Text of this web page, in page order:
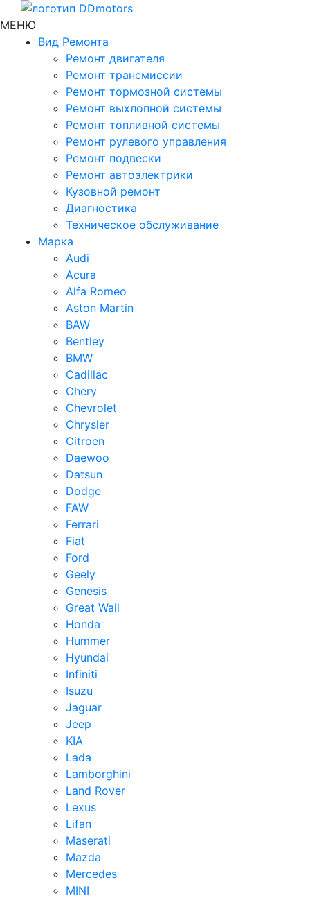
МЕНЮ
Вид Ремонта
Ремонт двигателя
Ремонт трансмиссии
Ремонт тормозной системы
Ремонт выхлопной системы
Ремонт топливной системы
Ремонт рулевого управления
Ремонт подвески
Ремонт автоэлектрики
Кузовной ремонт
Диагностика
Техническое обслуживание
Марка
Audi
Acura
Alfa Romeo
Aston Martin
BAW
Bentley
BMW
Cadillac
Chery
Chevrolet
Chrysler
Citroen
Daewoo
Datsun
Dodge
FAW
Ferrari
Fiat
Ford
Geely
Genesis
Great Wall
Honda
Hummer
Hyundai
Infiniti
Isuzu
Jaguar
Jeep
KIA
Lada
Lamborghini
Land Rover
Lexus
Lifan
Maserati
Mazda
Mercedes
MINI